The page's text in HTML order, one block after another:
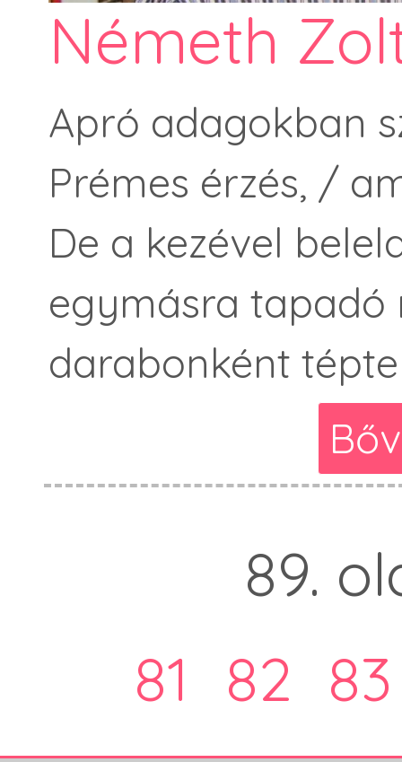
Németh
Apró adagokban
Prémes érzés, /
De a kezével
egymásra tapadó
darabonként tépte
89.
81
82 83